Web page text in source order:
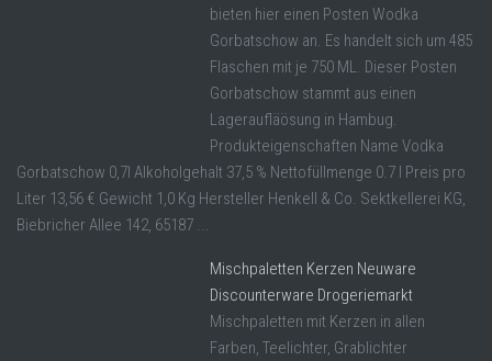
bieten hier einen Posten Wodka
Gorbatschow an. Es handelt sich um 485
Flaschen mit je 750 ML. Dieser Posten
Gorbatschow stammt aus einen
Lageraufläösung in Hambug.
Produkteigenschaften Name Vodka
Gorbatschow 0,7l Alkoholgehalt 37,5 % Nettofüllmenge 0.7 l Preis pro
Liter 13,56 € Gewicht 1,0 Kg Hersteller Henkell & Co. Sektkellerei KG,
Biebricher Allee 142, 65187 ...
Mischpaletten Kerzen Neuware
Discounterware Drogeriemarkt
Mischpaletten mit Kerzen in allen
Farben, Teelichter, Grablichter